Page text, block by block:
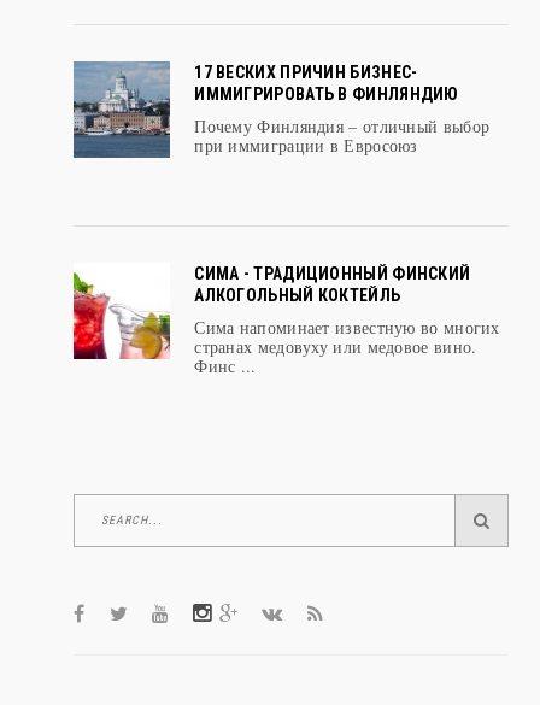
17 ВЕСКИХ ПРИЧИН БИЗНЕС-
ИММИГРИРОВАТЬ В ФИНЛЯНДИЮ
Почему Финляндия – отличный выбор
АЛКОГОЛЬНЫЙ КОКТЕЙЛЬ
Сима напоминает известную во многих